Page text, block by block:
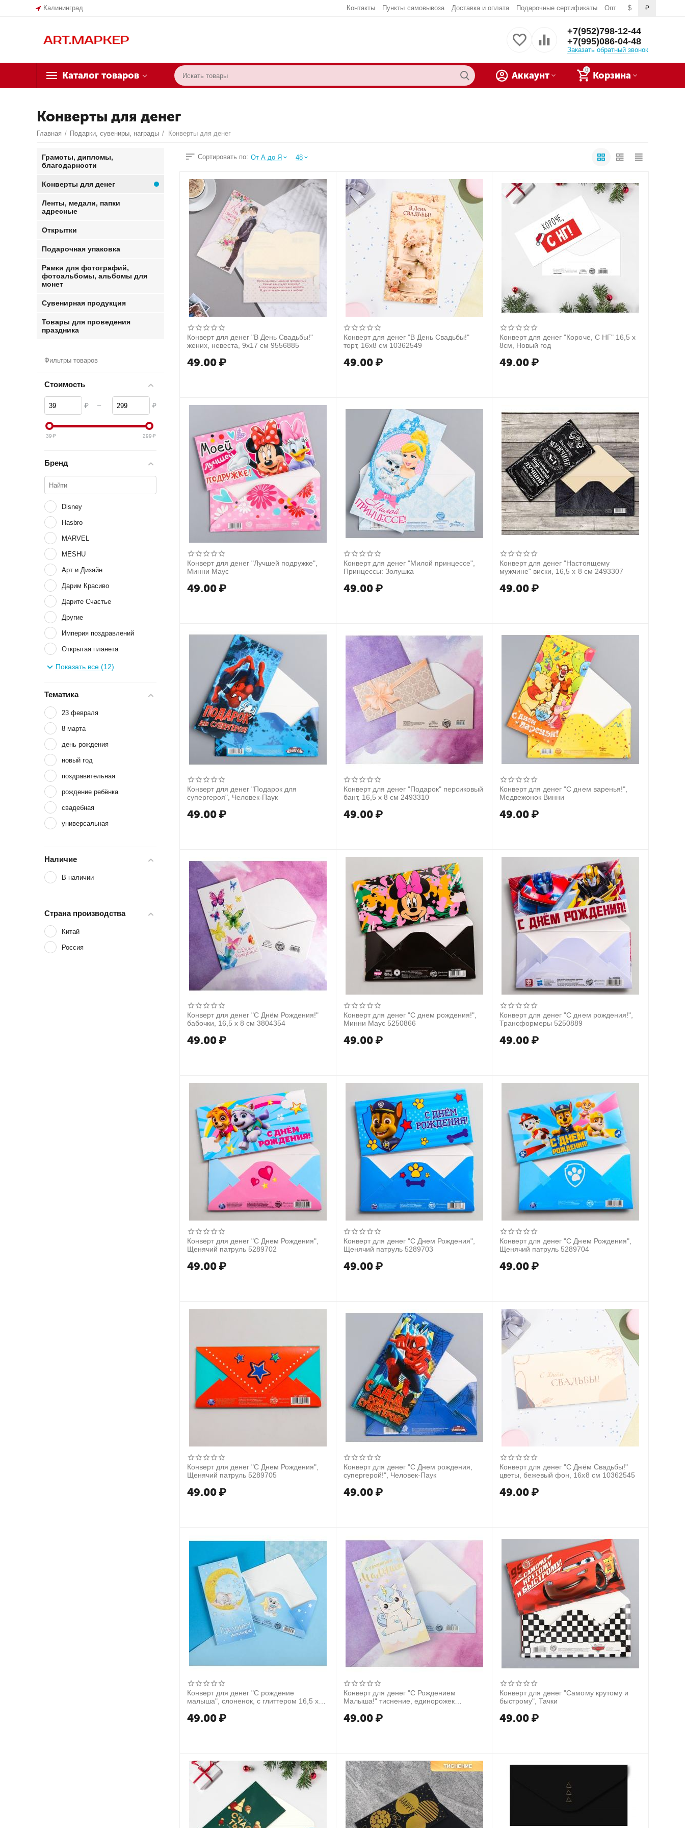
Калининград $ ₽
Контакты Пункты самовывоза Доставка и оплата Подарочные сертификаты Опт
+7(952)798-12-44
+7(995)086-04-48
Заказать обратный звонок
Каталог товаров
0
Корзина
Аккаунт
Конверты для денег
Главная / Подарки, сувениры, награды / Конверты для денег
Сортировать по: От А до Я 48
Конверт для денег "В День Свадьбы!"
жених, невеста, 9х17 см 9556885
49.00 ₽
Конверт для денег "В День Свадьбы!"
торт, 16х8 см 10362549
49.00 ₽
Конверт для денег "Короче, С НГ" 16,5 х
8см, Новый год
49.00 ₽
Конверт для денег "Лучшей подружке",
Минни Маус
49.00 ₽
Конверт для денег "Милой принцессе",
Принцессы: Золушка
49.00 ₽
Конверт для денег "Настоящему
мужчине" виски, 16,5 х 8 см 2493307
49.00 ₽
Конверт для денег "Подарок для
супергероя", Человек-Паук
49.00 ₽
Конверт для денег "Подарок" персиковый
бант, 16,5 х 8 см 2493310
49.00 ₽
Конверт для денег "С днем варенья!",
Медвежонок Винни
49.00 ₽
Конверт для денег "С Днём Рождения!"
бабочки, 16,5 х 8 см 3804354
49.00 ₽
Конверт для денег "С днем рождения!",
Минни Маус 5250866
49.00 ₽
Конверт для денег "С днем рождения!",
Трансформеры 5250889
49.00 ₽
Конверт для денег "С Днем Рождения",
Щенячий патруль 5289702
49.00 ₽
Конверт для денег "С Днем Рождения",
Щенячий патруль 5289703
49.00 ₽
Конверт для денег "С Днем Рождения",
Щенячий патруль 5289704
49.00 ₽
Конверт для денег "С Днем Рождения",
Щенячий патруль 5289705
49.00 ₽
Конверт для денег "С Днем рождения,
супергерой!", Человек-Паук
49.00 ₽
Конверт для денег "С Днём Свадьбы!"
цветы, бежевый фон, 16х8 см 10362545
49.00 ₽
Конверт для денег "С рождение
малыша", слоненок, с глиттером 16,5 х
49.00 ₽
Конверт для денег "С Рождением
Малыша!" тиснение, единорожек
49.00 ₽
Конверт для денег "Самому крутому и
быстрому", Тачки
49.00 ₽
Грамоты, дипломы,
благодарности
Конверты для денег
Ленты, медали, папки
адресные
Открытки
Подарочная упаковка
Рамки для фотографий,
фотоальбомы, альбомы для
монет
Сувенирная продукция
Товары для проведения
праздника
Фильтры товаров
Стоимость
₽ – ₽
39₽ 299₽
Бренд
Disney
Hasbro
MARVEL
MESHU
Арт и Дизайн
Дарим Красиво
Дарите Счастье
Другие
Империя поздравлений
Открытая планета
Сима-ленд
Показать все (12)
Тематика
23 февраля
8 марта
день рождения
новый год
поздравительная
рождение ребёнка
свадебная
универсальная
Наличие
В наличии
Страна производства
Китай
Россия